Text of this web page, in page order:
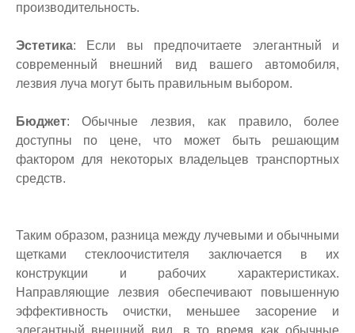
производительность.
Эстетика: Если вы предпочитаете элегантный и
современный внешний вид вашего автомобиля,
лезвия луча могут быть правильным выбором.
Бюджет: Обычные лезвия, как правило, более
доступны по цене, что может быть решающим
фактором для некоторых владельцев транспортных
средств.
Таким образом, разница между лучевыми и обычными
щетками стеклоочистителя заключается в их
конструкции и рабочих характеристиках.
Направляющие лезвия обеспечивают повышенную
эффективность очистки, меньшее засорение и